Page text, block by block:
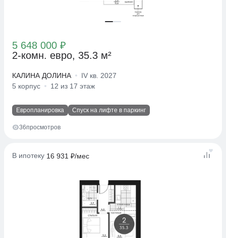
5 648 000 ₽
2-комн. евро, 35.3 м²
КАЛИНА ДОЛИНА
IV кв. 2027
5 корпус
12 из 17 этаж
Европланировка Спуск на лифте в паркинг
36просмотров
В ипотеку 16 931 ₽/мес